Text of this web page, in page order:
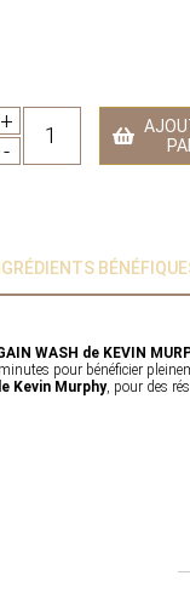
+
-
1
WASH de KEVIN
pour bénéficier
Kevin Murphy, pour des